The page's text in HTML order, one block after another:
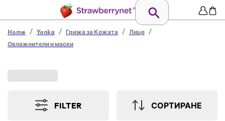
Home / Yonka / Грижа за Кожата / Лице /
Овлажнители и маски
FILTER СОРТИРАНЕ